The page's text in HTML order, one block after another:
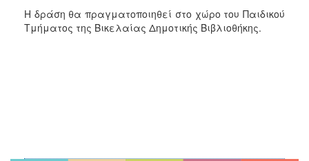
ΑΝΘΕΚΤΙΚΗ
ΠΟΛΗ
Η δράση θα πραγματοποιηθεί στο χώρο του Παιδικού
Τμήματος της Βικελαίας Δημοτικής Βιβλιοθήκης.